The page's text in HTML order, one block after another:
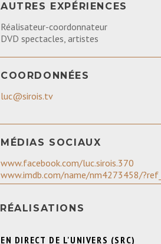
AUTRES EXPÉRIENCES
Réalisateur-coordonnateur
DVD spectacles, artistes
COORDONNÉES
luc@sirois.tv
MÉDIAS SOCIAUX
www.facebook.com/luc.sirois.370
www.imdb.com/name/nm4273458/
RÉALISATIONS
EN DIRECT DE L'UNIVERS (SRC)